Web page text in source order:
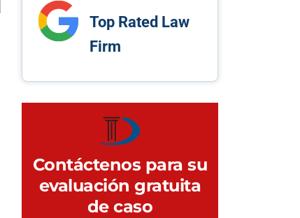
Top Rated Law
Firm
Contáctenos para su
evaluación gratuita
de caso